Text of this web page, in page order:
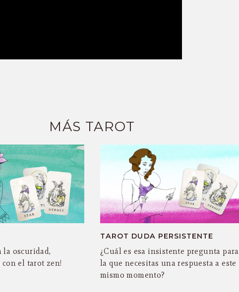
MÁS TAROT
la oscuridad,
el tarot zen!
TAROT DUDA PERSISTENTE
¿Cuál es esa insistente pregunta para
la que necesitas una respuesta a este
mismo momento?